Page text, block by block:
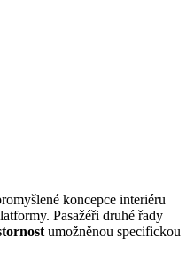
koncepce interiéru
Pasažéři druhé řady
umožněnou specifickou